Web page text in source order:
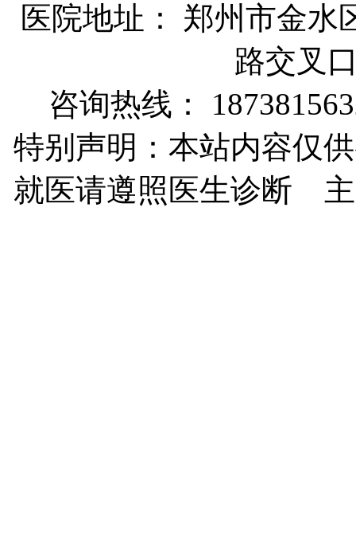
医院地址： 郑州市金水
路交叉
咨询热线：
特别声明：本站内容仅
就医请遵照医生诊断